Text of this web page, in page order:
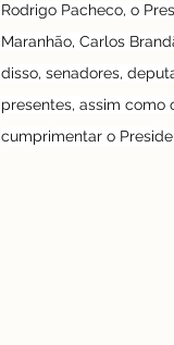
Rodrigo Pacheco, o
Maranhão, Carlos
disso, senadores,
presentes, assim como
cumprimentar o